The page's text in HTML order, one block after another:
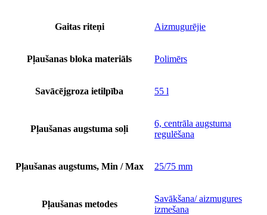
Gaitas riteņi Aizmugurējie
Pļaušanas bloka materiāls Polimērs
Savācējgroza ietilpība 55 l
Pļaušanas augstuma soļi
6, centrāla augstuma
regulēšana
Pļaušanas augstums, Min / Max 25/75 mm
Pļaušanas metodes
Savākšana/ aizmugures
izmešana